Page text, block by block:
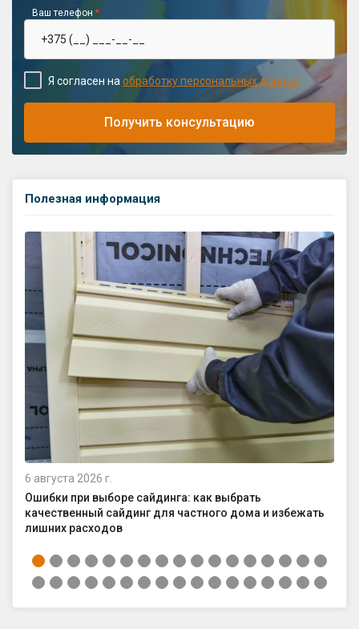
Ваш телефон *
Получить консультацию
Я согласен наобработку персональных данных
Полезная информация
6 августа 2026 г.
Ошибки при выборе сайдинга: как выбрать
качественный сайдинг для частного дома и избежать
лишних расходов